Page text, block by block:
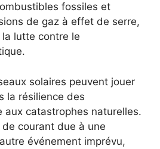
fossiles et
de gaz à effet​ de serre,
lutte contre le
solaires peuvent jouer
la résilience des
aux catastrophes⁢ naturelles.
courant due à ⁢une
événement imprévu,